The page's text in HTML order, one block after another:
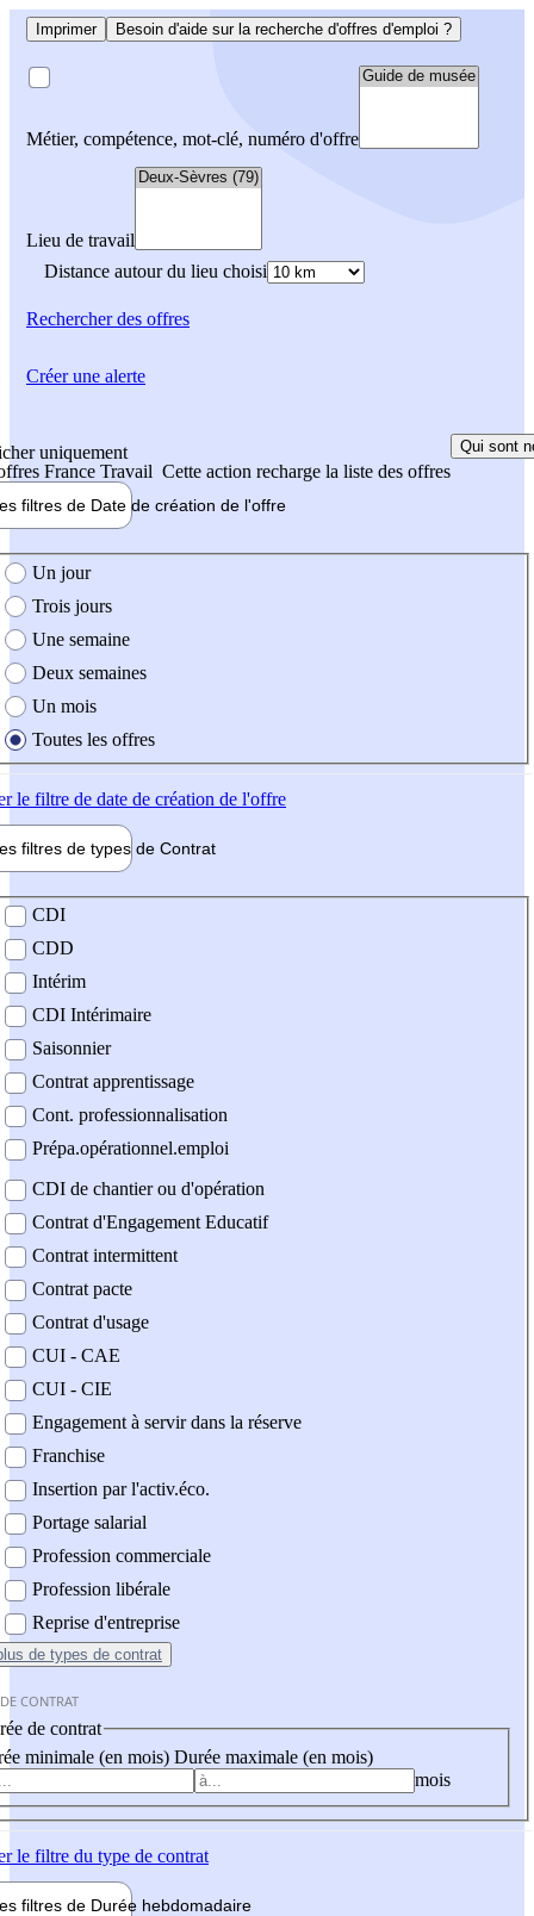
Imprimer Besoin d'aide sur la recherche d'offres d'emploi ?
Métier, compétence, mot-clé, numéro d'offre
Lieu de travail
Distance autour du lieu choisi
Rechercherdes offres
uniquement
France Travail Cette action recharge la liste des offres
Qui sont
filtres de Date de création de l'offre
création de l'offre
Un jour
Trois jours
Une semaine
Deux semaines
Un mois
Toutes les offres
le filtre de date de création de l'offre
filtres de types de Contrat
contrat
CDI
CDD
Intérim
CDI Intérimaire
Saisonnier
Contrat apprentissage
Cont. professionnalisation
Prépa.opérationnel.emploi
CDI de chantier ou d'opération
Contrat d'Engagement Educatif
Contrat intermittent
Contrat pacte
Contrat d'usage
CUI - CAE
CUI - CIE
Engagement à servir dans la réserve
Franchise
Insertion par l'activ.éco.
Portage salarial
Profession commerciale
Profession libérale
Reprise d'entreprise
de types de contrat
CONTRAT
de contrat
minimale (en mois) Durée maximale (en mois)
mois
le filtre du type de contrat
filtres de Durée hebdomadaire
Créer une alerte